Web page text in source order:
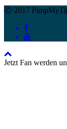
Ⓒ 2017
Jetzt Fan werden